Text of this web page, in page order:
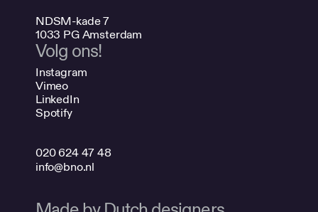
NDSM-kade 7
1033 PG Amsterdam
Volg ons!
Instagram
Vimeo
LinkedIn
Spotify
020 624 47 48
info@bno.nl